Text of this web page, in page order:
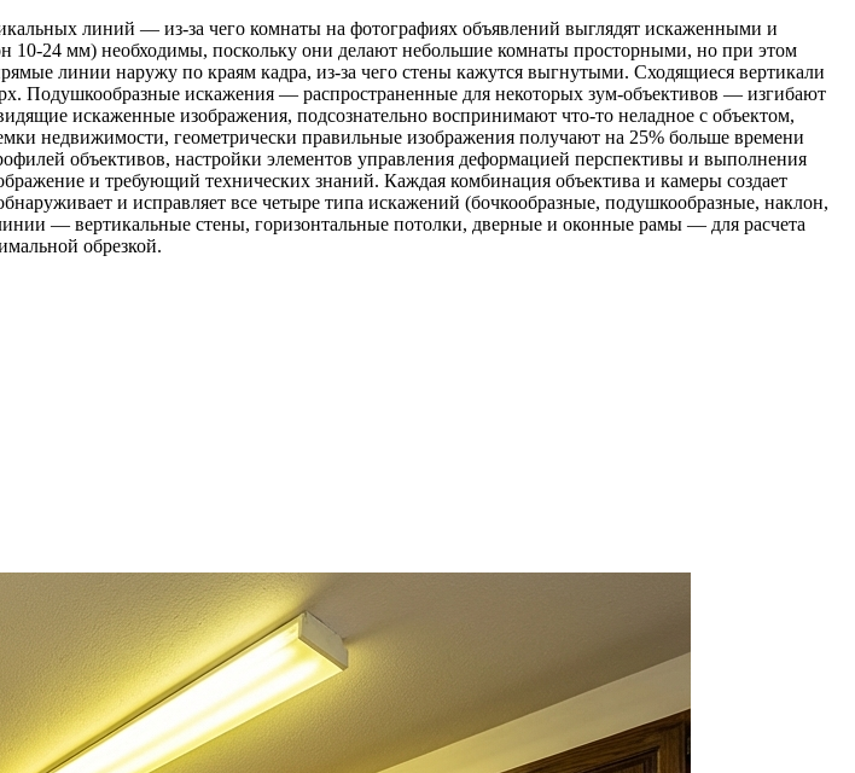
линий — из-за чего комнаты на фотографиях объявлений выглядят искаженными и
24 мм) необходимы, поскольку они делают небольшие комнаты просторными, но при этом
линии наружу по краям кадра, из-за чего стены кажутся выгнутыми. Сходящиеся вертикали
Подушкообразные искажения — распространенные для некоторых зум-объективов — изгибают
искаженные изображения, подсознательно воспринимают что-то неладное с объектом,
недвижимости, геометрически правильные изображения получают на 25% больше времени
объективов, настройки элементов управления деформацией перспективы и выполнения
и требующий технических знаний. Каждая комбинация объектива и камеры создает
и исправляет все четыре типа искажений (бочкообразные, подушкообразные, наклон,
— вертикальные стены, горизонтальные потолки, дверные и оконные рамы — для расчета
обрезкой.